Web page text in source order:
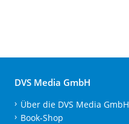
DVS Media GmbH
Über die DVS Media GmbH
Book-Shop